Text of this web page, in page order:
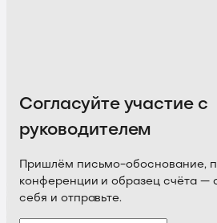
Согласуйте участие с
руководителем
Пришлём письмо-обоснование,
конференции и образец счёта —
себя и отправьте.